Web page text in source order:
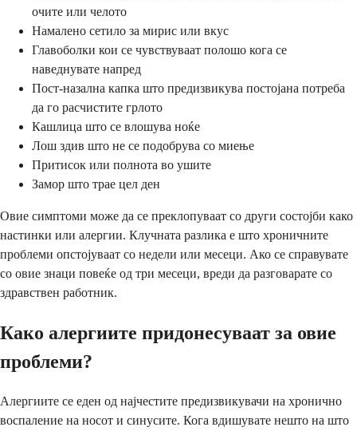
очите или челото
Намалено сетило за мирис или вкус
Главоболки кои се чувствуваат полошо кога се
наведнувате напред
Пост-назална капка што предизвикува постојана потреба
да го расчистите грлото
Кашлица што се влошува ноќе
Лош здив што не се подобрува со миење
Притисок или полнота во ушите
Замор што трае цел ден
Овие симптоми може да се преклопуваат со други состојби како
настинки или алергии. Клучната разлика е што хроничните
проблеми опстојуваат со недели или месеци. Ако се справувате
со овие знаци повеќе од три месеци, вреди да разговарате со
здравствен работник.
Како алергиите придонесуваат за овие
проблеми?
Алергиите се еден од најчестите предизвикувачи на хронично
воспаление на носот и синусите. Кога вдишувате нешто на што